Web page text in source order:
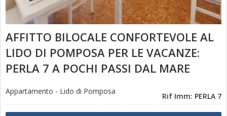
AFFITTO BILOCALE CONFORTEVOLE AL
LIDO DI POMPOSA PER LE VACANZE:
PERLA 7 A POCHI PASSI DAL MARE
Appartamento - Lido di Pomposa
Rif Imm: PERLA 7